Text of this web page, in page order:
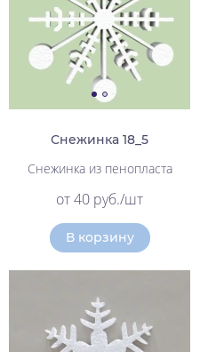
Снежинка 18_5
Снежинка из пенопласта
от 40 руб./шт
В корзину